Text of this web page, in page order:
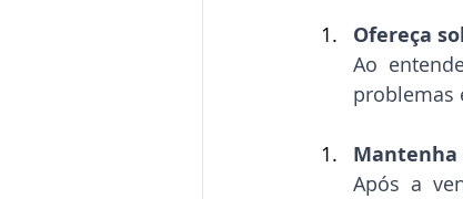
Ofereça
Ao
problemas
Mantenha
Após a